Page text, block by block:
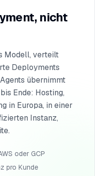
nicht
Modell, verteilt
Deployments
übernimmt
Ende: Hosting,
in Europa, in einer
Instanz,
oder GCP
pro Kunde